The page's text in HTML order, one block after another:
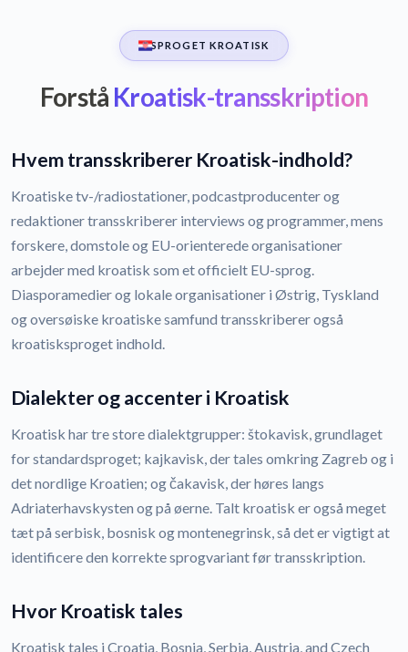
SPROGET KROATISK
Forstå Kroatisk-transskription
Hvem transskriberer Kroatisk-indhold?
Kroatiske tv-/radiostationer, podcastproducenter og
redaktioner transskriberer interviews og programmer, mens
forskere, domstole og EU-orienterede organisationer
arbejder med kroatisk som et officielt EU-sprog.
Diasporamedier og lokale organisationer i Østrig, Tyskland
og oversøiske kroatiske samfund transskriberer også
kroatisksproget indhold.
Dialekter og accenter i Kroatisk
Kroatisk har tre store dialektgrupper: štokavisk, grundlaget
for standardsproget; kajkavisk, der tales omkring Zagreb og i
det nordlige Kroatien; og čakavisk, der høres langs
Adriaterhavskysten og på øerne. Talt kroatisk er også meget
tæt på serbisk, bosnisk og montenegrinsk, så det er vigtigt at
identificere den korrekte sprogvariant før transskription.
Hvor Kroatisk tales
Kroatisk tales i Croatia, Bosnia, Serbia, Austria, and Czech